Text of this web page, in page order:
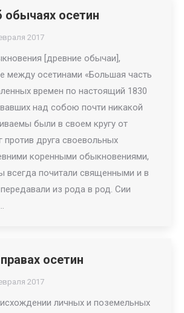
осетин
2017
[древние обычаи],
между осетинами «Большая часть
времен по настоящий 1830
над собою почти никакой
были в своем кругу от
против друга своевольных
коренными обыкновениями,
всегда почитали священными и в
из рода в род. Сии
осетин
2017
личных и поземельных